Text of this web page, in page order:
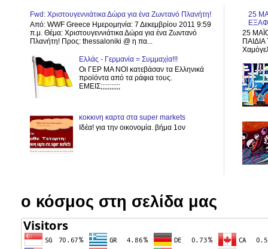
Fwd: Χριστουγεννιάτικα Δώρα για ένα Ζωντανό Πλανήτη!
Από: WWF Greece Ημερομηνία: 7 Δεκεμβρίου 2011 9:59
π.μ. Θέμα: Χριστουγεννιάτικα Δώρα για ένα Ζωντανό
Πλανήτη! Προς: thessaloniki @ η πα...
Ελλάς - Γερμανία = Συμμαχία!!!
Οι ΓΕΡ ΜΑ ΝΟΙ κατεβάσαν τα Ελληνικά
προϊόντα από τα ράφια τους.
ΕΜΕΙΣ;;;;;;;;;;;
κοκκινη καρτα στα super markets
Ιδέα! για την οικονομία. βήμα 1ον
25
25
ΠΑΙΔΙΑ
ο κόσμος στη σελίδα μας